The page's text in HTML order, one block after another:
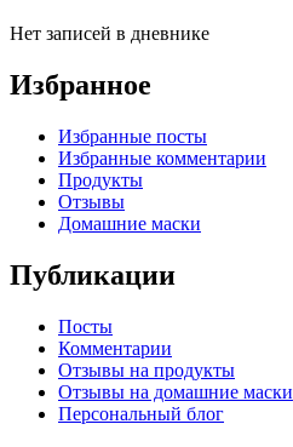
Нет записей в дневнике
Избранное
Избранные посты
Избранные комментарии
Продукты
Отзывы
Домашние маски
Публикации
Посты
Комментарии
Отзывы на продукты
Отзывы на домашние маски
Персональный блог